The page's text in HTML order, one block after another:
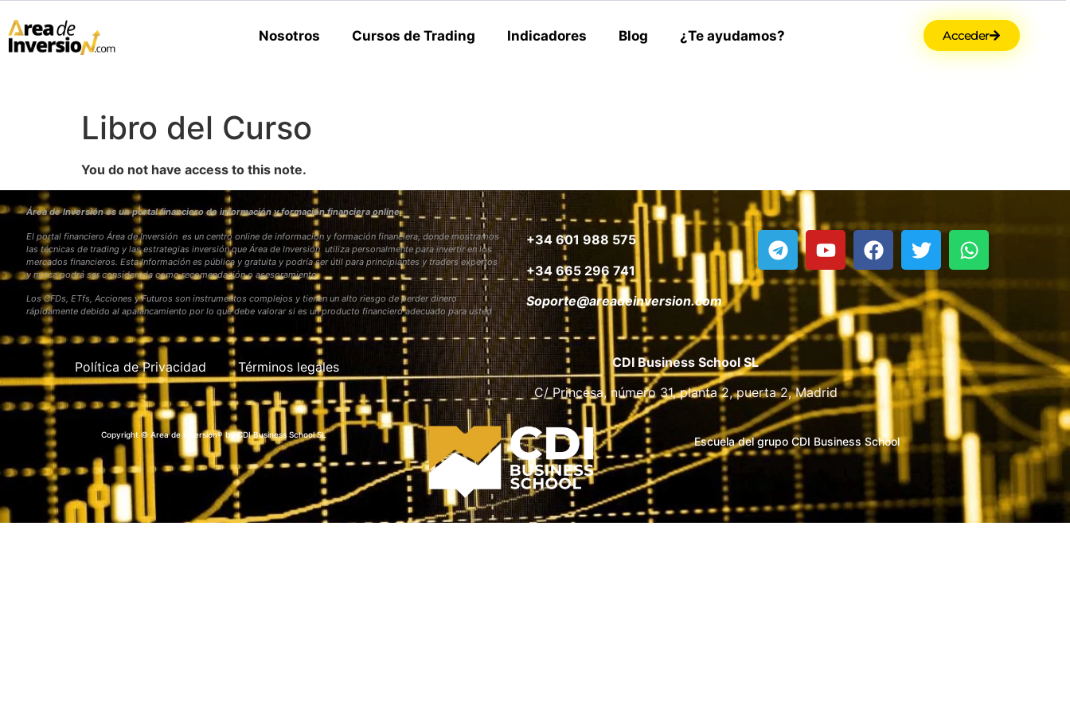
Nosotros Cursos de Trading Indicadores Blog ¿Te ayudamos? Acceder
Libro del Curso
You do not have access to this note.
Área de Inversión es un portal financiero de información y formación financiera online
El portal financiero Área de Inversión es un centro online de información y formación financiera, donde mostramos
las técnicas de trading y las estrategias inversión que Área de Inversión utiliza personalmente para invertir en los
mercados financieros. Esta Información es pública y gratuita y podría ser útil para principiantes y traders expertos
y nunca podrá ser considerada como recomendación o asesoramiento
Los CFDs, ETfs, Acciones y Futuros son instrumentos complejos y tienen un alto riesgo de perder dinero
rápidamente debido al apalancamiento por lo que debe valorar si es un producto financiero adecuado para usted
+34 601 988 575
+34 665 296 741
Soporte@areadeinversion.com
Política de Privacidad Términos legales
CDI Business School SL
C/ Princesa, número 31, planta 2, puerta 2, Madrid
Copyright © Area de inversion® by CDI Business School SL Escuela del grupo CDI Business School